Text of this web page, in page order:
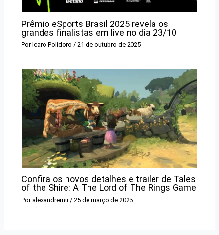
Prêmio eSports Brasil 2025 revela os
grandes finalistas em live no dia 23/10
PorIcaro Polidoro/21 de outubro de 2025
Confira os novos detalhes e trailer de Tales
of the Shire: A The Lord of The Rings Game
Por alexandremu / 25 de março de 2025